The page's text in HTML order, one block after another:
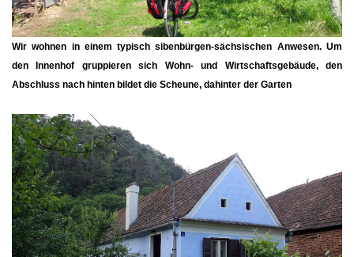
Wir wohnen in einem typisch sibenbürgen-sächsischen Anwesen. Um
den Innenhof gruppieren sich Wohn- und Wirtschaftsgebäude, den
Abschluss nach hinten bildet die Scheune, dahinter der Garten